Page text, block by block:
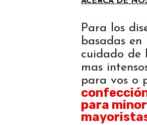
Para los
basadas en
cuidado de
mas
para vos o
para